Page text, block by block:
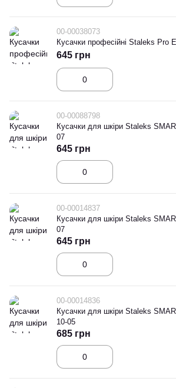
00-00038073
Кусачки професійні Staleks Pro
645 грн
00-00088798
Кусачки для шкіри Staleks
07
645 грн
00-00014837
Кусачки для шкіри Staleks
07
645 грн
00-00014836
Кусачки для шкіри Staleks
10-05
685 грн